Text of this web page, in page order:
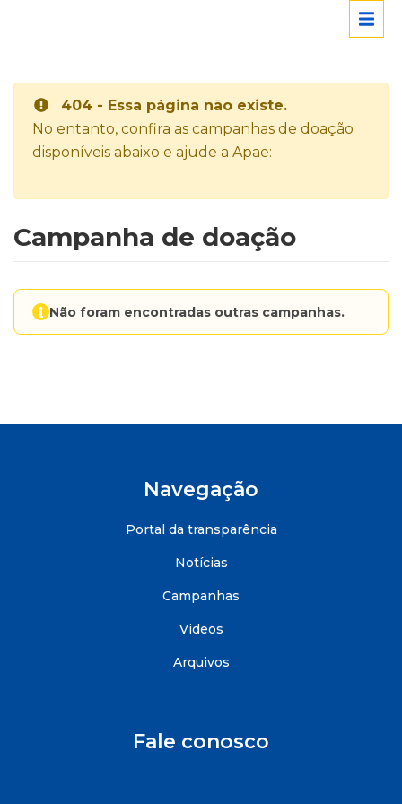
404 - Essa página não existe.
No entanto, confira as campanhas de doação
disponíveis abaixo e ajude a Apae:
Campanha de doação
Não foram encontradas outras campanhas.
Navegação
Portal da transparência
Notícias
Campanhas
Videos
Arquivos
Fale conosco